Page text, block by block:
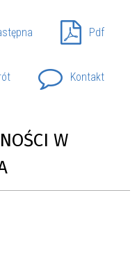
Pdf
Kontakt
W